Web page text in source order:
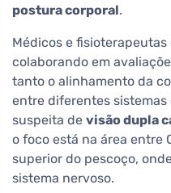
postura corporal.
Médicos e
colaborando em
tanto o alinhamento da
entre diferentes sistemas
suspeita de visão dupla
o foco está na área entre
superior do pescoço,
sistema nervoso.